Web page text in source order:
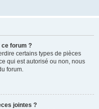
forum ?
certains types de pièces
qui est autorisé ou non, nous
forum.
jointes ?